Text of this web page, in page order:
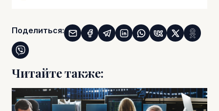
Поделиться:
Читайте также: